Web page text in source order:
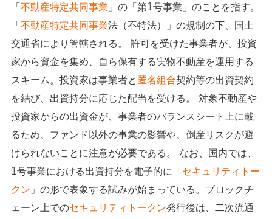
「不動産特定共同事業 」の「第1号事業」のことを指す。
「不動産特定共同事業法（不特法）」の規制の下、国土
交通省により管轄される。 許可を受けた事業者が、投資
家から資金を集め、自ら保有する実物不動産を運用する
スキーム。投資家は事業者と 匿名組合契約等の出資契約
を結び、出資持分に応じた配当を受ける。 対象不動産や
投資家からの出資金が、事業者のバランスシート上に載
るため、ファンド以外の事業の影響や、倒産リスクが避
けられないことに注意が必要である。 なお、国内では、
1号事業における出資持分を電子的に「セキュリティトー
クン 」の形で表象する試みが始まっている。ブロックチ
ェーン上でのセキュリティトークン発行後は、二次流通